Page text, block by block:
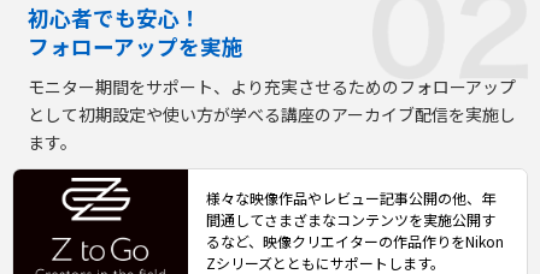
初心者でも安心！
フォローアップを実施
モニター期間をサポート、より充実させるためのフォローアップ
として初期設定や使い方が学べる講座のアーカイブ配信を実施し
ます。
様々な映像作品やレビュー記事公開の他、年
間通してさまざまなコンテンツを実施公開す
るなど、映像クリエイターの作品作りをNikon
Zシリーズとともにサポートします。